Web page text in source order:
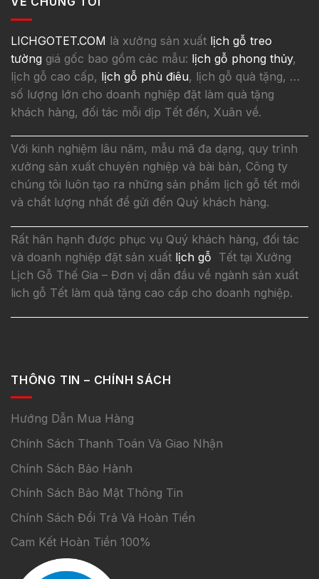
LICHGOTET.COM là xưởng sản xuất lịch gỗ treo
tường giá gốc bao gồm các mẫu: lịch gỗ phong thủy,
lịch gỗ cao cấp, lịch gỗ phù điêu, lịch gỗ quà tặng, …
số lượng lớn cho doanh nghiệp đặt làm quà tặng
khách hàng, đối tác mỗi dịp Tết đến, Xuân về.
Với kinh nghiệm lâu năm, mẫu mã đa dạng, quy trình
xưởng sản xuất chuyên nghiệp và bài bản, Công ty
chúng tôi luôn tạo ra những sản phẩm lịch gỗ tết mới
và chất lượng nhất để gửi đến Quý khách hàng.
Rất hân hạnh được phục vụ Quý khách hàng, đối tác
và doanh nghiệp đặt sản xuất lịch gỗ Tết tại Xưởng
Lịch Gỗ Thế Gia – Đơn vị dẫn đầu về ngành sản xuất
lich gỗ Tết làm quà tặng cao cấp cho doanh nghiệp.
THÔNG TIN – CHÍNH SÁCH
Hướng Dẫn Mua Hàng
Chính Sách Thanh Toán Và Giao Nhận
Chính Sách Bảo Hành
Chính Sách Bảo Mật Thông Tin
Chính Sách Đổi Trả Và Hoàn Tiền
Cam Kết Hoàn Tiền 100%